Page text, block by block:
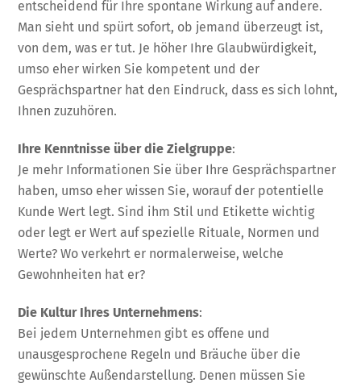
entscheidend für Ihre spontane Wirkung auf andere.
Man sieht und spürt sofort, ob jemand überzeugt ist,
von dem, was er tut. Je höher Ihre Glaubwürdigkeit,
umso eher wirken Sie kompetent und der
Gesprächspartner hat den Eindruck, dass es sich lohnt,
Ihnen zuzuhören.
Ihre Kenntnisse über die Zielgruppe:
Je mehr Informationen Sie über Ihre Gesprächspartner
haben, umso eher wissen Sie, worauf der potentielle
Kunde Wert legt. Sind ihm Stil und Etikette wichtig
oder legt er Wert auf spezielle Rituale, Normen und
Werte? Wo verkehrt er normalerweise, welche
Gewohnheiten hat er?
Die Kultur Ihres Unternehmens:
Bei jedem Unternehmen gibt es offene und
unausgesprochene Regeln und Bräuche über die
gewünschte Außendarstellung. Denen müssen Sie